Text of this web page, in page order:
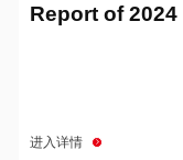
Report of 2024
进入详情